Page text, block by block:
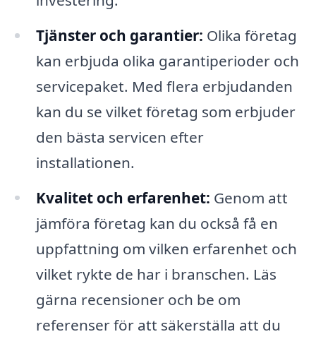
Tjänster och garantier: Olika företag
kan erbjuda olika garantiperioder och
servicepaket. Med flera erbjudanden
kan du se vilket företag som erbjuder
den bästa servicen efter
installationen.
Kvalitet och erfarenhet: Genom att
jämföra företag kan du också få en
uppfattning om vilken erfarenhet och
vilket rykte de har i branschen. Läs
gärna recensioner och be om
referenser för att säkerställa att du